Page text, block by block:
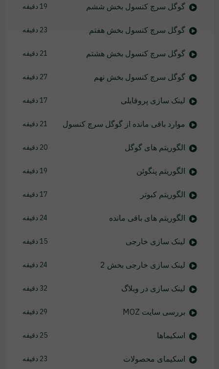
گوگل سرچ کنسول بخش ششم 19 دقیقه
گوگل سرچ کنسول بخش هفتم 23 دقیقه
گوگل سرچ کنسول بخش هشتم 21 دقیقه
گوگل سرچ کنسول بخش نهم 27 دقیقه
لینک سازی پروفایلی 17 دقیقه
موارد باقی مانده از گوگل سرچ کنسول 21 دقیقه
الگوریتم های گوگل 20 دقیقه
الگوریتم پنگوئن 19 دقیقه
الگوریتم کبوتر 17 دقیقه
الگوریتم های باقی مانده 24 دقیقه
لینک سازی خارجی 15 دقیقه
لینک سازی خارجی بخش 2 24 دقیقه
لینک سازی در وبلاگ 32 دقیقه
بررسی سایت MOZ 29 دقیقه
اسکیماها 25 دقیقه
اسکیمای محصولات 23 دقیقه